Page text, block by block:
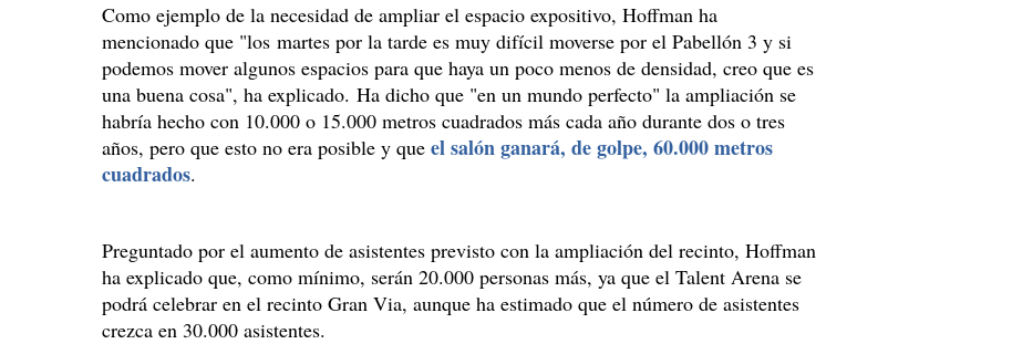
Como ejemplo de la necesidad de ampliar el espacio expositivo, Hoffman ha
mencionado que "los martes por la tarde es muy difícil moverse por el Pabellón 3 y si
podemos mover algunos espacios para que haya un poco menos de densidad, creo que es
una buena cosa", ha explicado. Ha dicho que "en un mundo perfecto" la ampliación se
habría hecho con 10.000 o 15.000 metros cuadrados más cada año durante dos o tres
años, pero que esto no era posible y que el salón ganará, de golpe, 60.000 metros
cuadrados.
Preguntado por el aumento de asistentes previsto con la ampliación del recinto, Hoffman
ha explicado que, como mínimo, serán 20.000 personas más, ya que el Talent Arena se
podrá celebrar en el recinto Gran Via, aunque ha estimado que el número de asistentes
crezca en 30.000 asistentes.